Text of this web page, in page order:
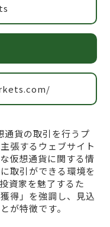
通貨の取引を行うプ
張するウェブサイト
仮想通貨に関する情
取引ができる環境を
資家を魅了するた
得」を強調し、見込
が特徴です。